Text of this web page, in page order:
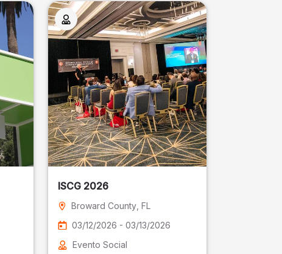
ISCG 2026
Broward County, FL
03/12/2026 - 03/13/2026
Evento Social